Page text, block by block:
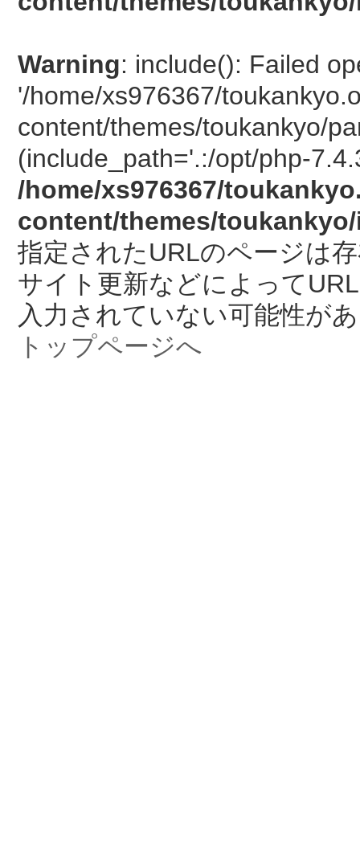
Warning: include(): Failed
'/home/xs976367/
content/themes/toukankyo/
(include_path='.:/opt/php-
/home/xs976367/
content/themes/
指定されたURLのページは
サイト更新などによって
入力されていない可能性が
トップページへ